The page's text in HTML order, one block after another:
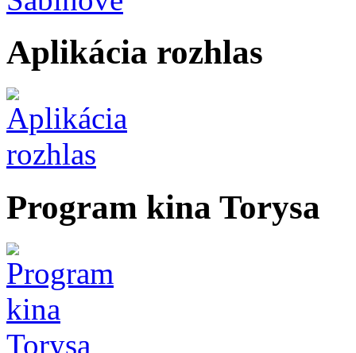
Aplikácia rozhlas
Program kina Torysa